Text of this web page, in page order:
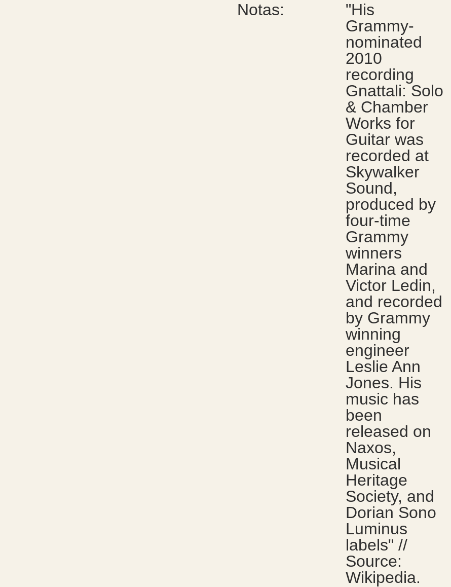
Notas:
"His
Grammy-
nominated
2010
recording
Gnattali: Solo
& Chamber
Works for
Guitar was
recorded at
Skywalker
Sound,
produced by
four-time
Grammy
winners
Marina and
Victor Ledin,
and recorded
by Grammy
winning
engineer
Leslie Ann
Jones. His
music has
been
released on
Naxos,
Musical
Heritage
Society, and
Dorian Sono
Luminus
labels" //
Source:
Wikipedia.